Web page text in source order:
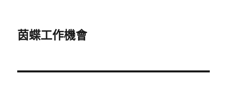
茵蝶工作機會